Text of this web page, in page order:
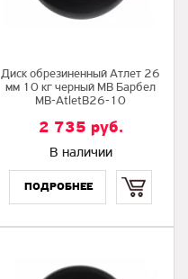
Диск обрезиненный Атлет 26
мм 10 кг черный МВ Барбел
MB-AtletB26-10
2 735 руб.
В наличии